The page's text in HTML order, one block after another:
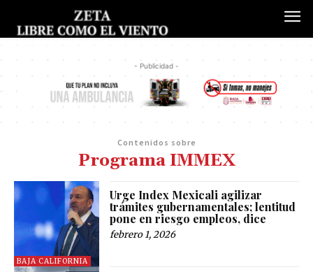
- Publicidad -
Contenidos sobre
Programa IMMEX
BAJA CALIFORNIA
Urge Index Mexicali agilizar
trámites gubernamentales; lentitud
pone en riesgo empleos, dice
febrero 1, 2026